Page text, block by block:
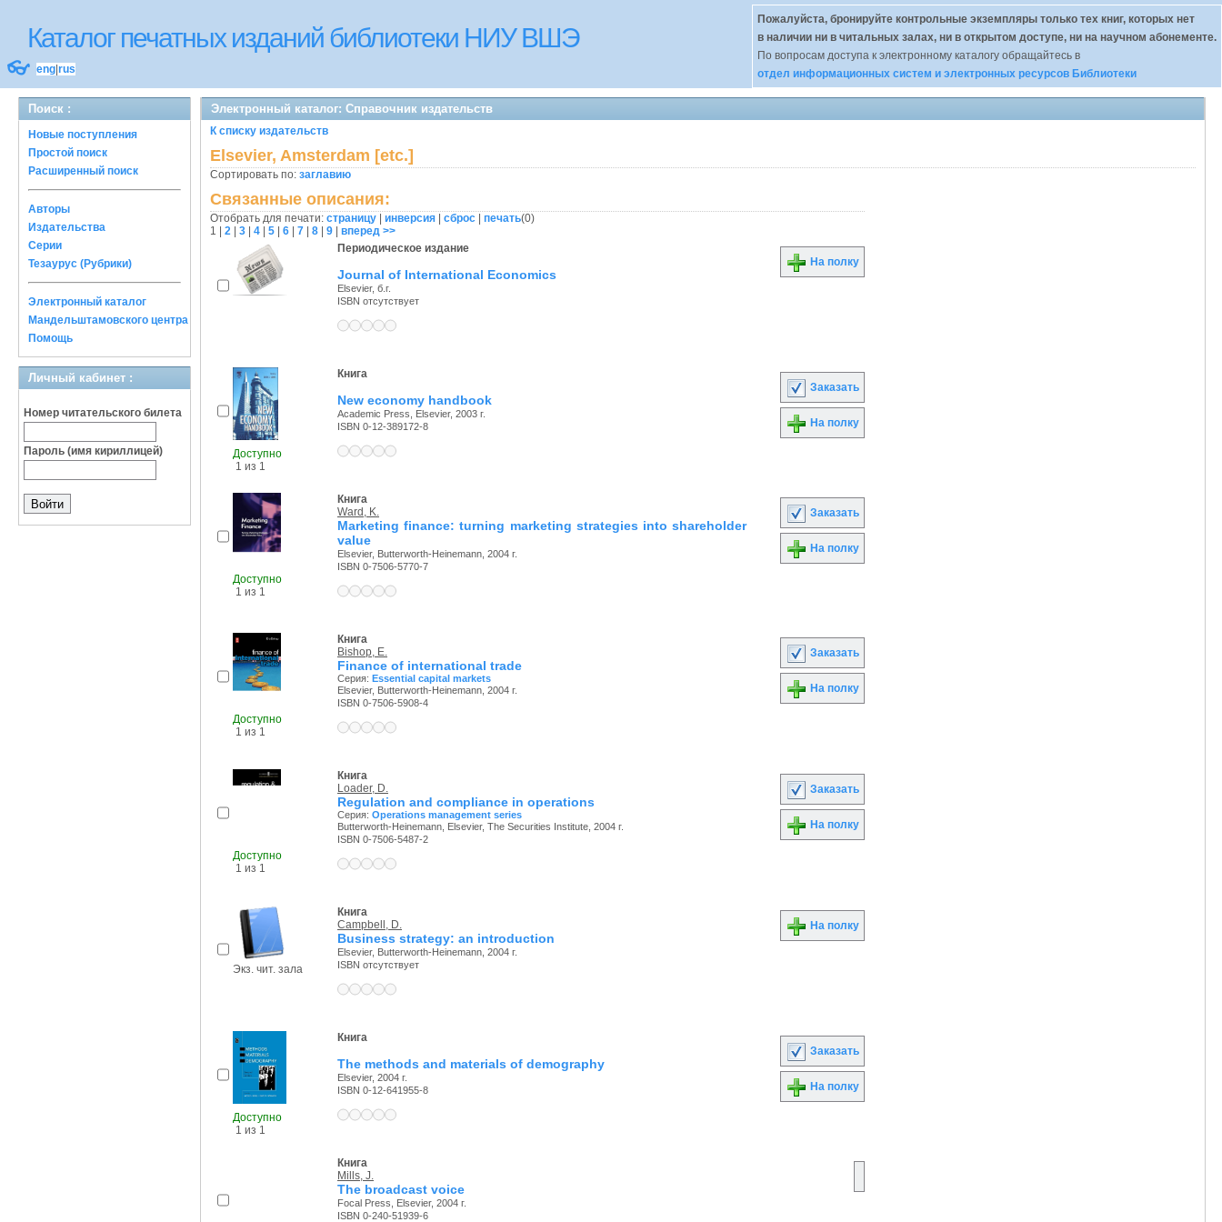
Каталог печатных изданий библиотеки НИУ ВШЭ
👓 eng rus
Пожалуйста, бронируйте контрольные экземпляры только тех книг, которых нет
в наличии ни в читальных залах, ни в открытом доступе, ни на научном абонементе.
По вопросам доступа к электронному каталогу обращайтесь в
отдел информационных систем и электронных ресурсов Библиотеки
Поиск :
Новые поступления
Простой поиск
Расширенный поиск
Авторы
Издательства
Серии
Тезаурус (Рубрики)
Электронный каталог
Мандельштамовского центра
Помощь
Личный кабинет :
Номер читательского билета
Пароль (имя кириллицей)
Электронный каталог: Справочник издательств
К списку издательств
Elsevier, Amsterdam [etc.]
Сортировать по: заглавию
Связанные описания:
Отобрать для печати: страницу инверсия сброс печать(0)
1
2 3 4 5 6 7 8 9
вперед >>
Периодическое издание
Journal of International Economics
Elsevier, б.г.
ISBN отсутствует
На полку
Доступно
1 из 1
Книга
New economy handbook
Academic Press, Elsevier, 2003 г.
ISBN 0-12-389172-8
Заказать
На полку
Доступно
1 из 1
Книга
Ward, K.
Marketing finance: turning marketing strategies into shareholder
value
Elsevier, Butterworth-Heinemann, 2004 г.
ISBN 0-7506-5770-7
Заказать
На полку
Доступно
1 из 1
Книга
Bishop, E.
Finance of international trade
Серия: Essential capital markets
Elsevier, Butterworth-Heinemann, 2004 г.
ISBN 0-7506-5908-4
Заказать
На полку
Доступно
1 из 1
Книга
Loader, D.
Regulation and compliance in operations
Серия: Operations management series
Butterworth-Heinemann, Elsevier, The Securities Institute, 2004 г.
ISBN 0-7506-5487-2
Заказать
На полку
Экз. чит. зала
Книга
Campbell, D.
Business strategy: an introduction
Elsevier, Butterworth-Heinemann, 2004 г.
ISBN отсутствует
На полку
Доступно
1 из 1
Книга
The methods and materials of demography
Elsevier, 2004 г.
ISBN 0-12-641955-8
Заказать
На полку
Книга
Mills, J.
The broadcast voice
Focal Press, Elsevier, 2004 г.
ISBN 0-240-51939-6